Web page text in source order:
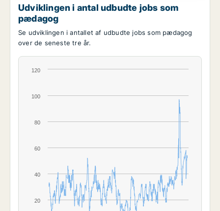
Udviklingen i antal udbudte jobs som
pædagog
Se udviklingen i antallet af udbudte jobs som pædagog
over de seneste tre år.
20
40
60
80
100
120